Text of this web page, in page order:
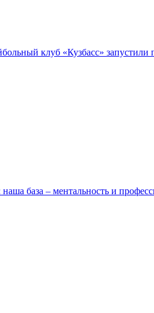
клуб «Кузбасс»
база – ментальность и